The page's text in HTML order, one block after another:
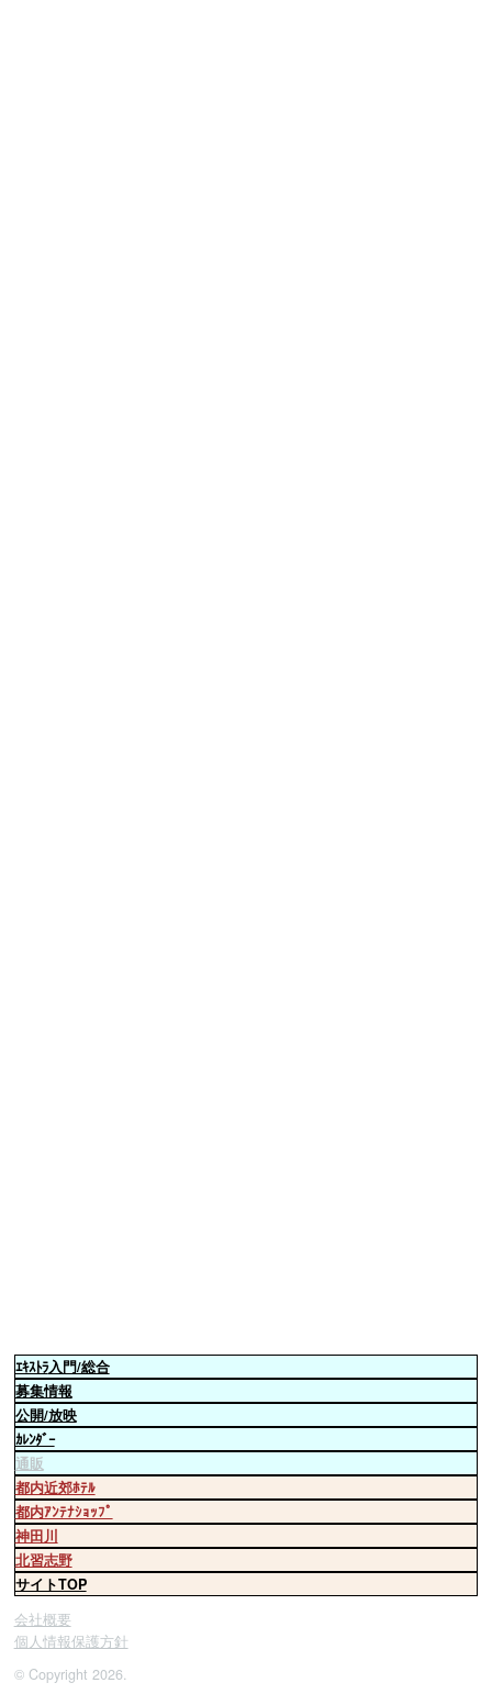
ｴｷｽﾄﾗ入門/総合
募集情報
公開/放映
ｶﾚﾝﾀﾞｰ
通販
都内近郊ﾎﾃﾙ
都内ｱﾝﾃﾅｼｮｯﾌﾟ
神田川
北習志野
サイトTOP
会社概要
個人情報保護方針
© Copyright 2026.